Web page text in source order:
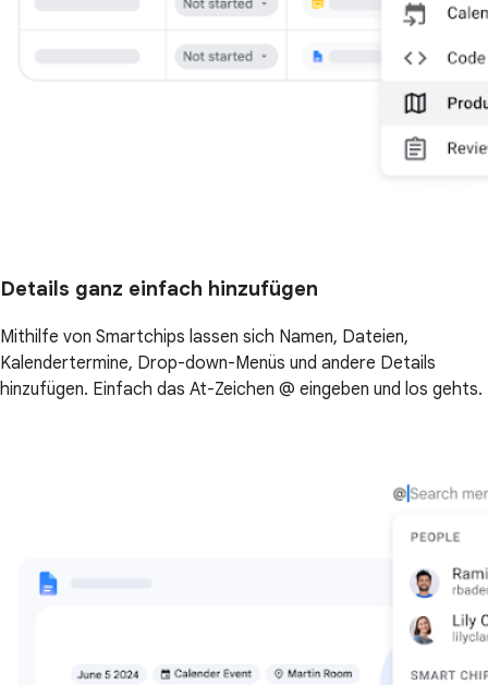
Details ganz einfach hinzufügen
Mithilfe von Smartchips lassen sich Namen, Dateien,
Kalendertermine, Drop-down-Menüs und andere Details
hinzufügen. Einfach das At-Zeichen @ eingeben und los gehts.